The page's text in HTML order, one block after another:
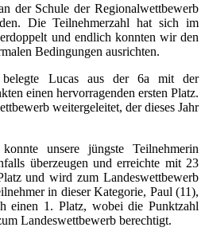
der Schule der Regionalwettbewerb
Die Teilnehmerzahl hat sich im
und endlich konnten wir den
Bedingungen ausrichten.
Lucas aus der 6a mit der
einen hervorragenden ersten Platz.
weitergeleitet, der dieses Jahr
unsere jüngste Teilnehmerin
überzeugen und erreichte mit 23
und wird zum Landeswettbewerb
in dieser Kategorie, Paul (11),
einen 1. Platz, wobei die Punktzahl
Landeswettbewerb berechtigt.